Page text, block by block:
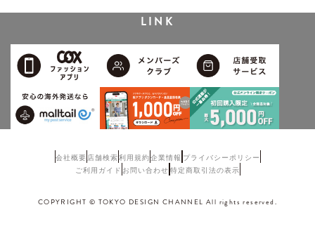
LINK
会社概要 店舗検索利用規約企業情報 プライバシーポリシー
ご利用ガイド お問い合わせ 特定商取引法の表示
COPYRIGHT © TOKYO DESIGN CHANNEL All rights reserved.